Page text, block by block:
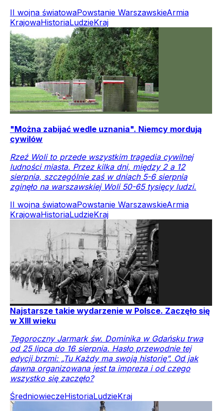
II wojna światowaPowstanie WarszawskieArmia
KrajowaHistoriaLudzieKraj
"Można zabijać wedle uznania". Niemcy mordują
cywilów
Rzeź Woli to przede wszystkim tragedia cywilnej
ludności miasta. Przez kilka dni, między 2 a 12
sierpnia, szczególnie zaś w dniach 5-6 sierpnia
zginęło na warszawskiej Woli 50-65 tysięcy ludzi.
II wojna światowaPowstanie WarszawskieArmia
KrajowaHistoriaLudzieKraj
Najstarsze takie wydarzenie w Polsce. Zaczęło się
w XIII wieku
Tegoroczny Jarmark św. Dominika w Gdańsku trwa
od 25 lipca do 16 sierpnia. Hasło przewodnie tej
edycji brzmi: „Tu Każdy ma swoją historię”. Od jak
dawna organizowana jest ta impreza i od czego
wszystko się zaczęło?
ŚredniowieczeHistoriaLudzieKraj